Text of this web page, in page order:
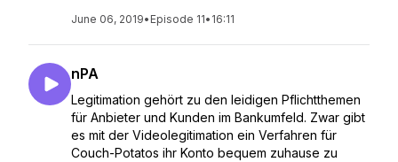
June 06, 2019• Episode 11• 16:11
nPA
Legitimation gehört zu den leidigen Pflichtthemen
für Anbieter und Kunden im Bankumfeld. Zwar gibt
es mit der Videolegitimation ein Verfahren für
Couch-Potatos ihr Konto bequem zuhause zu